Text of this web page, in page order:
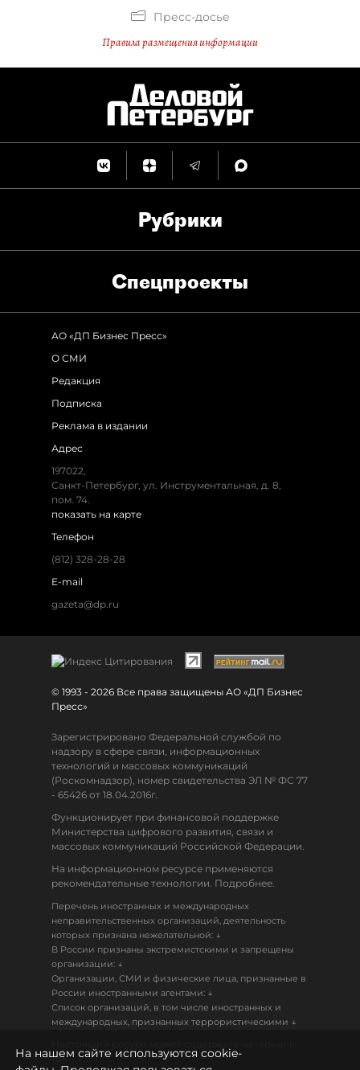
Пресс-досье
Правила размещения информации
Рубрики
Спец­проекты
АО «ДП Бизнес Пресс»
О СМИ
Редакция
Подписка
Реклама в издании
Адрес
197022,
Санкт-Петербург, ул. Инструментальная, д. 8,
пом. 74.
показать на карте
Телефон
(812) 328-28-28
E-mail
gazeta@dp.ru
© 1993 - 2026 Все права защищены АО «ДП Бизнес
Пресс»
Зарегистрировано Федеральной службой по
надзору в сфере связи, информационных
технологий и массовых коммуникаций
(Роскомнадзор), номер свидетельства ЭЛ № ФС 77
- 65426 от 18.04.2016г.
Функционирует при финансовой поддержке
Министерства цифрового развития, связи и
массовых коммуникаций Российской Федерации.
На информационном ресурсе применяются
рекомендательные технологии. Подробнее.
Перечень иностранных и международных
неправительственных организаций, деятельность
которых признана нежелательной: ↓
В России признаны экстремистскими и запрещены
организации: ↓
Организации, СМИ и физические лица, признанные в
России иностранными агентами: ↓
Список организаций, в том числе иностранных и
международных, признанных террористическими ↓
18+
На нашем сайте используются cookie-